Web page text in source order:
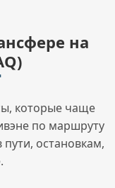
на
которые чаще
по маршруту
остановкам,